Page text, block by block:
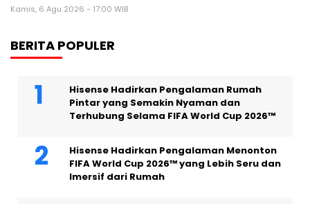
Kamis, 6 Agu 2026 - 17:00 WIB
BERITA POPULER
Hisense Hadirkan Pengalaman Rumah
Pintar yang Semakin Nyaman dan
Terhubung Selama FIFA World Cup 2026™
Hisense Hadirkan Pengalaman Menonton
FIFA World Cup 2026™ yang Lebih Seru dan
Imersif dari Rumah